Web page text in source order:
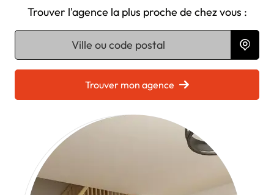
Trouver l'agence la plus proche de chez vous :
Chargement...
Trouver mon agence